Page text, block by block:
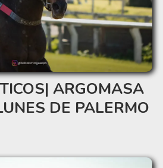
ARGOMASA
DE PALERMO